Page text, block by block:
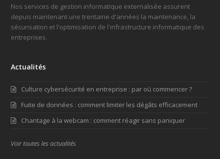
Nos services de gestion informatique externalisée assurent
depuis maintenant une trentaine d'années la maintenance, la
sécurisation et l'optimisation de l'infrastructure informatique des
entreprises.
Actualités
Culture cybersécurité en entreprise : par où commencer ?
Fuite de données : comment limiter les dégâts efficacement
Chantage à la webcam : comment réagir sans paniquer
Voir toutes les actualités